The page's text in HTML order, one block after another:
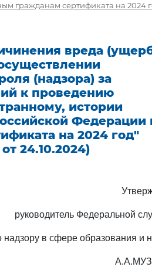
гражданам сертификата на 2024
вреда
(надзора) за
к проведению
истории
Федерации
на 2024 год"
24.10.2024)
руководитель Федеральной
надзору в сфере образования и